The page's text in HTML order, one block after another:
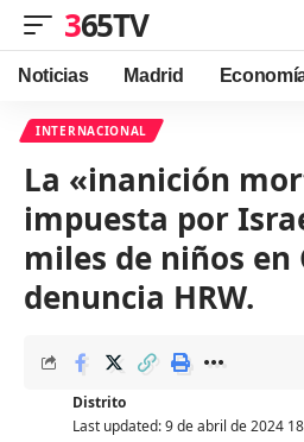
365TV
Noticias Madrid
INTERNACIONAL
La «inanición
impuesta por
miles de niños en
denuncia HRW.
Last updated: 9 de abril de 2024
Distrito